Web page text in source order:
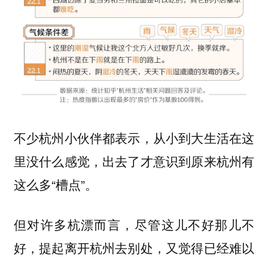
不少杭州小伙伴都表示，从小到大生活在这
里没什么感觉，出去了才意识到原来杭州有
这么多“槽点”。
但对许多杭漂而言，尽管这儿不好那儿不
好，提起离开杭州去别处，又觉得已经难以